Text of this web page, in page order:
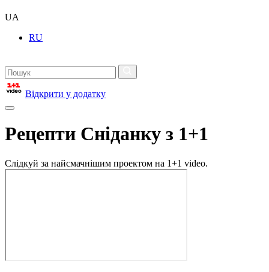
UA
RU
Відкрити у додатку
Рецепти Сніданку з 1+1
Слідкуй за найсмачнішим проектом на 1+1 video.